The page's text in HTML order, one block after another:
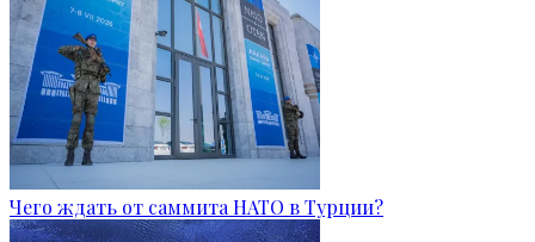
Чего ждать от саммита НАТО в Турции?